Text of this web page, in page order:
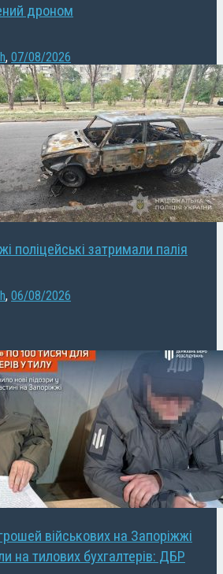
дроном
, 07/08/2026
поліцейські затримали палія
, 06/08/2026
військових на Запоріжжі
на тилових бухгалтерів: ДБР